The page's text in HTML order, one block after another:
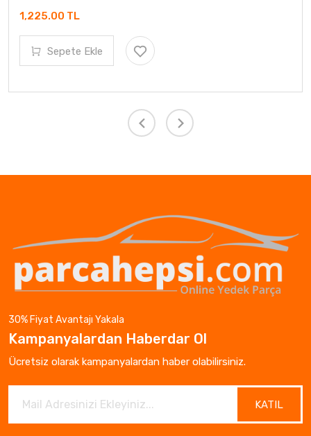
1,225.00 TL
Sepete Ekle
30% Fiyat Avantajı Yakala
Kampanyalardan Haberdar Ol
Ücretsiz olarak kampanyalardan haber olabilirsiniz.
KATIL